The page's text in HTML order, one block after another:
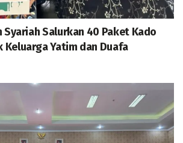
Syariah Salurkan 40 Paket Kado
Keluarga Yatim dan Duafa